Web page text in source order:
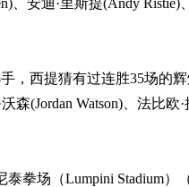
、安迪·里斯提(Andy
，西提猜有过连胜35场的
森(Jordan Watson)、法比欧
拳场（Lumpini Stadium）